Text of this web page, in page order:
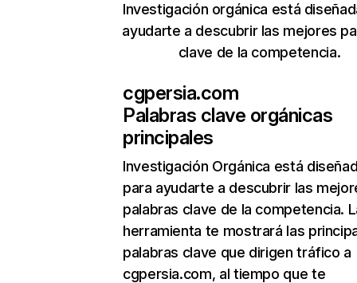
Investigación orgánica está
ayudarte a descubrir las mejores
clave de la competencia.
cgpersia.com
Palabras clave orgánicas
principales
Investigación Orgánica está
para ayudarte a descubrir las
palabras clave de la competencia.
herramienta te mostrará las
palabras clave que dirigen tráfico a
cgpersia.com, al tiempo que te